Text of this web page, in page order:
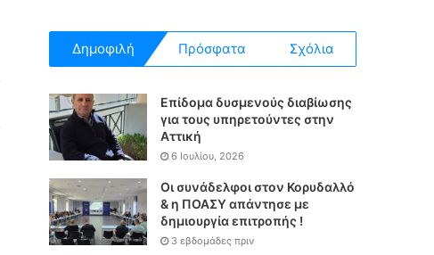
Δημοφιλή Πρόσφατα Σχόλια
Επίδομα δυσμενούς διαβίωσης
για τους υπηρετούντες στην
Αττική
6 Ιουλίου, 2026
Οι συνάδελφοι στον Κορυδαλλό
& η ΠΟΑΣΥ απάντησε με
δημιουργία επιτροπής !
3 εβδομάδες πριν